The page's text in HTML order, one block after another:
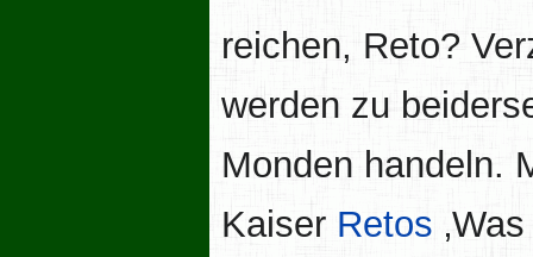
reichen, Reto?
werden zu
Monden handeln.
Kaiser Retos